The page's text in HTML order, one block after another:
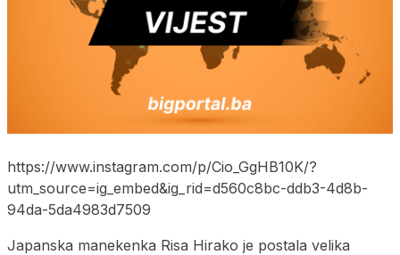
https://www.instagram.com/p/Cio_GgHB10K/?
utm_source=ig_embed&ig_rid=d560c8bc-ddb3-4d8b-
94da-5da4983d7509
Japanska manekenka Risa Hirako je postala velika